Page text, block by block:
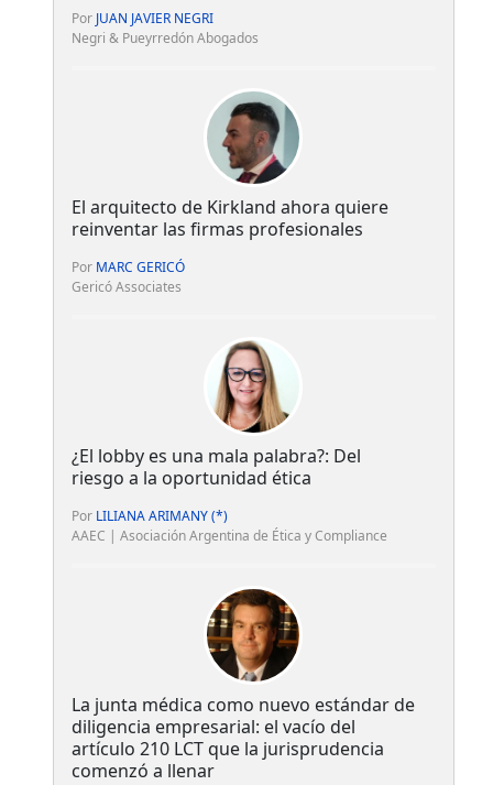
Por JUAN JAVIER NEGRI
Negri & Pueyrredón Abogados
El arquitecto de Kirkland ahora quiere
reinventar las firmas profesionales
Por MARC GERICÓ
Gericó Associates
¿El lobby es una mala palabra?: Del
riesgo a la oportunidad ética
Por LILIANA ARIMANY (*)
AAEC | Asociación Argentina de Ética y Compliance
La junta médica como nuevo estándar de
diligencia empresarial: el vacío del
artículo 210 LCT que la jurisprudencia
comenzó a llenar